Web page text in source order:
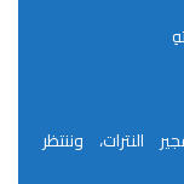
النترات، وننتظر